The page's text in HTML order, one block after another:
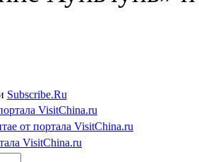
Subscribe.Ru
VisitChina.ru
от портала VisitChina.ru
VisitChina.ru